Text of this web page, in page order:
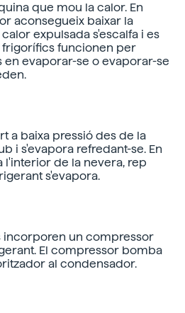
que mou la calor. En
aconsegueix baixar la
expulsada s'escalfa i es
frigorífics funcionen per
en evaporar-se o evaporar-se
a baixa pressió des de la
i s'evapora refredant-se. En
l'interior de la nevera, rep
s'evapora.
incorporen un compressor
El compressor bomba
al condensador.